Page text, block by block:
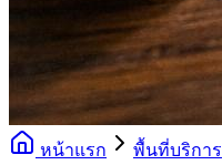
หน้าแรก พื้นที่บริการ